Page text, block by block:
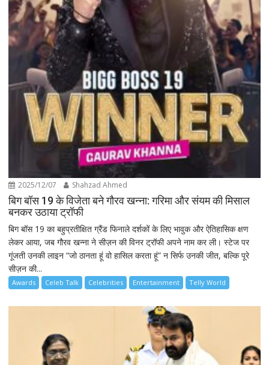
2025/12/07 Shahzad Ahmed
बिग बॉस 19 के विजेता बने गौरव खन्ना: गरिमा और संयम की मिसाल
बनकर उठाया ट्रॉफी
बिग बॉस 19 का बहुप्रतीक्षित ग्रैंड फिनाले दर्शकों के लिए भावुक और ऐतिहासिक क्षण
लेकर आया, जब गौरव खन्ना ने सीज़न की विनर ट्रॉफी अपने नाम कर ली। स्टेज पर
गूंजती उनकी लाइन “जो ठानता हूं वो हासिल करता हूं” न सिर्फ उनकी जीत, बल्कि पूरे
सीज़न की...
Awards Celeb Talk Celebrities Entertainment Telly World